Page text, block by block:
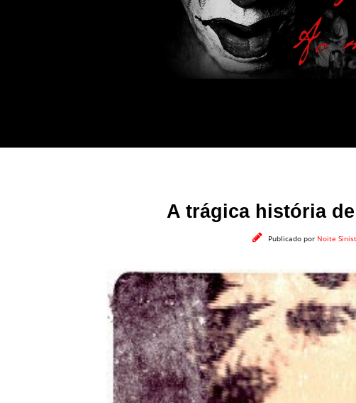
A trágica história
Publicado por Noite